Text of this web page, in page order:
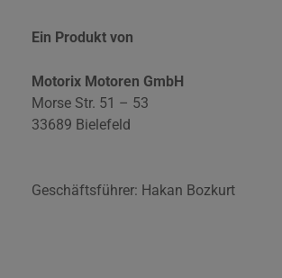
Ein Produkt von
Motorix Motoren GmbH
Morse Str. 51 – 53
33689 Bielefeld
Geschäftsführer: Hakan Bozkurt